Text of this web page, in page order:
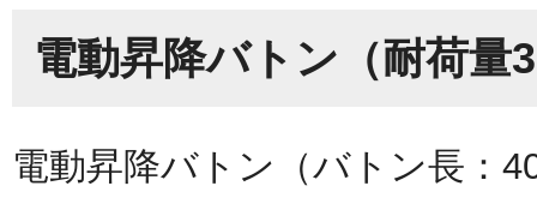
電動昇降バトン（耐荷量
電動昇降バトン（バトン長：